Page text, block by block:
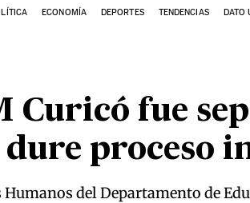
ECONOMÍA DEPORTES TENDENCIAS DATO
fue
proceso
del Departamento de